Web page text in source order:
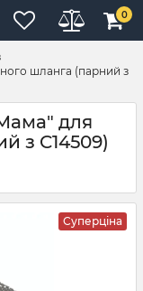
0
шланга (парний з
для
з C14509)
Суперціна